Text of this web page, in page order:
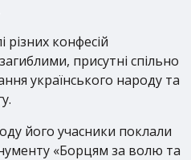
конфесій
присутні спільно
українського народу та
його учасники поклали
«Борцям за волю та